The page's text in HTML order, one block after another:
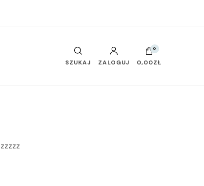
SZUKAJ ZALOGUJ
0
0,00ZŁ
zzzzz